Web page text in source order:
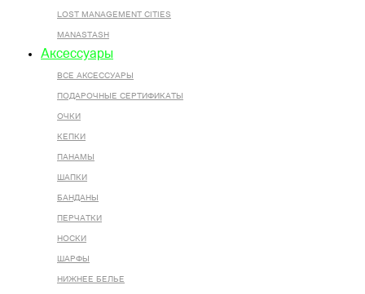
LOST MANAGEMENT CITIES
MANASTASH
Аксессуары
ВСЕ AКСЕССУАРЫ
ПОДАРОЧНЫЕ СЕРТИФИКАТЫ
ОЧКИ
КЕПКИ
ПАНАМЫ
ШАПКИ
БАНДАНЫ
ПЕРЧАТКИ
НОСКИ
ШАРФЫ
НИЖНЕЕ БЕЛЬЕ